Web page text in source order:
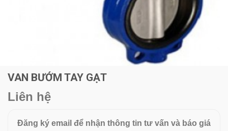
VAN BƯỚM TAY GẠT
Liên hệ
Đăng ký email để nhận thông tin tư vấn và báo giá